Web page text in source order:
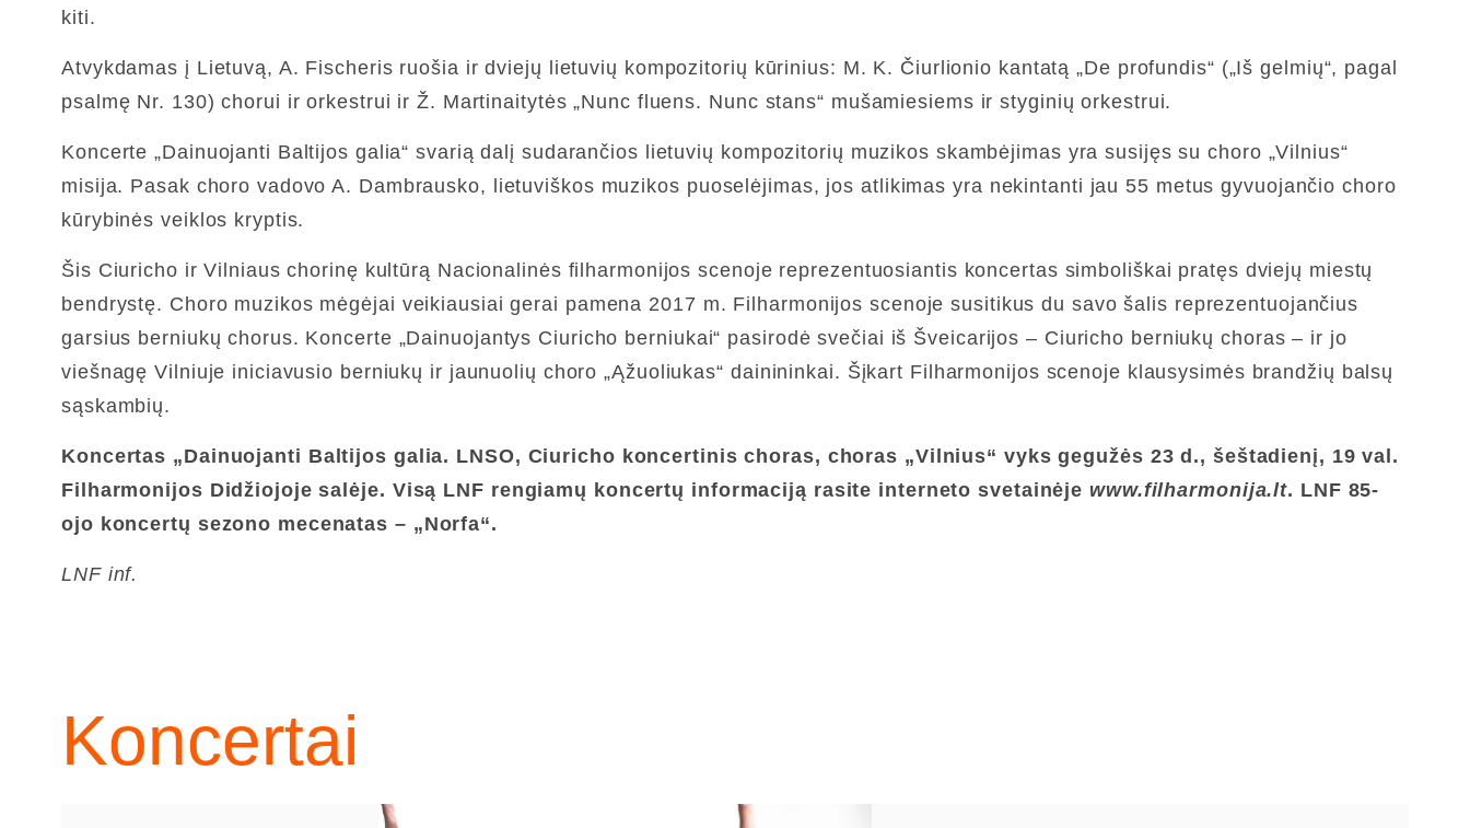
kiti.
Atvykdamas į Lietuvą, A. Fischeris ruošia ir dviejų lietuvių kompozitorių kūrinius: M. K. Čiurlionio kantatą „De profundis“ („Iš gelmių“, pagal
psalmę Nr. 130) chorui ir orkestrui ir Ž. Martinaitytės „Nunc fluens. Nunc stans“ mušamiesiems ir styginių orkestrui.
Koncerte „Dainuojanti Baltijos galia“ svarią dalį sudarančios lietuvių kompozitorių muzikos skambėjimas yra susijęs su choro „Vilnius“
misija. Pasak choro vadovo A. Dambrausko, lietuviškos muzikos puoselėjimas, jos atlikimas yra nekintanti jau 55 metus gyvuojančio choro
kūrybinės veiklos kryptis.
Šis Ciuricho ir Vilniaus chorinę kultūrą Nacionalinės filharmonijos scenoje reprezentuosiantis koncertas simboliškai pratęs dviejų miestų
bendrystę. Choro muzikos mėgėjai veikiausiai gerai pamena 2017 m. Filharmonijos scenoje susitikus du savo šalis reprezentuojančius
garsius berniukų chorus. Koncerte „Dainuojantys Ciuricho berniukai“ pasirodė svečiai iš Šveicarijos – Ciuricho berniukų choras – ir jo
viešnagę Vilniuje iniciavusio berniukų ir jaunuolių choro „Ąžuoliukas“ dainininkai. Šįkart Filharmonijos scenoje klausysimės brandžių balsų
sąskambių.
Koncertas „Dainuojanti Baltijos galia. LNSO, Ciuricho koncertinis choras, choras „Vilnius“ vyksgegužės 23 d., šeštadienį, 19 val.
Filharmonijos Didžiojoje salėje. Visą LNF rengiamų koncertų informaciją rasite interneto svetainėje www.filharmonija.lt. LNF 85-
ojo koncertų sezono mecenatas – „Norfa“.
LNF inf.
Koncertai